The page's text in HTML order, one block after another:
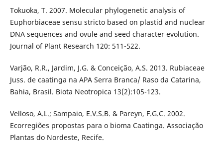
Tokuoka, T. 2007. Molecular phylogenetic analysis of
Euphorbiaceae sensu stricto based on plastid and nuclear
DNA sequences and ovule and seed character evolution.
Journal of Plant Research 120: 511-522.
Varjão, R.R., Jardim, J.G. & Conceição, A.S. 2013. Rubiaceae
Juss. de caatinga na APA Serra Branca/ Raso da Catarina,
Bahia, Brasil. Biota Neotropica 13(2):105-123.
Velloso, A.L.; Sampaio, E.V.S.B. & Pareyn, F.G.C. 2002.
Ecorregiões propostas para o bioma Caatinga. Associação
Plantas do Nordeste, Recife.